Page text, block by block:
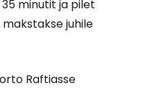
minutit ja pilet
juhile
Raftiasse